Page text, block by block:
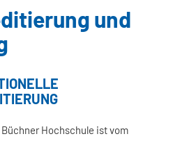
und
Hochschule ist vom